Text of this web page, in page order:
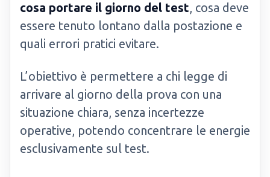
cosa portare il giorno del test, cosa deve
essere tenuto lontano dalla postazione e
quali errori pratici evitare.
L’obiettivo è permettere a chi legge di
arrivare al giorno della prova con una
situazione chiara, senza incertezze
operative, potendo concentrare le energie
esclusivamente sul test.